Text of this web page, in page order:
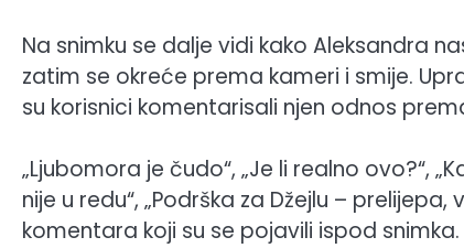
Na snimku se dalje vidi kako Aleksandra
zatim se okreće prema kameri i smije.
su korisnici komentarisali njen odnos
„Ljubomora je čudo“, „Je li realno ovo?“,
nije u redu“, „Podrška za Džejlu –
komentara koji su se pojavili ispod snimka.